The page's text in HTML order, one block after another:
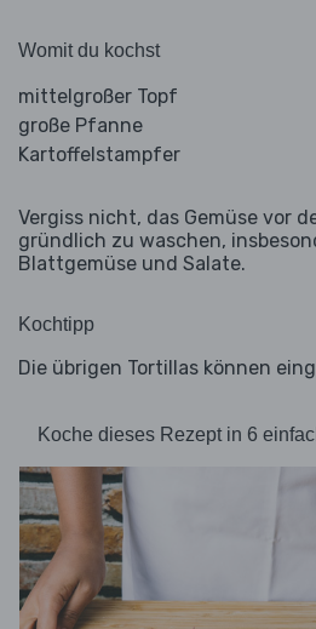
Womit du kochst
mittelgroßer Topf
große Pfanne
Kartoffelstampfer
Vergiss nicht, das Gemüse vor
gründlich zu waschen,
Blattgemüse und Salate.
Kochtipp
Die übrigen Tortillas können
Koche dieses Rezept in 6